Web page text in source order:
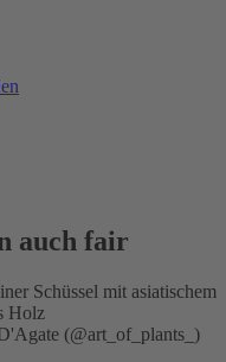
auch fair
(@art_of_plants_)